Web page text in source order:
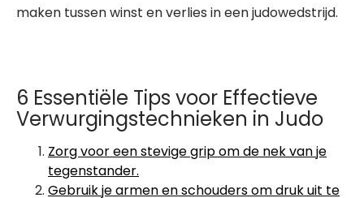
maken tussen winst en verlies in een judowedstrijd.
6 Essentiële Tips voor Effectieve
Verwurgingstechnieken in Judo
Zorg voor een stevige grip om de nek van je
tegenstander.
Gebruik je armen en schouders om druk uit te